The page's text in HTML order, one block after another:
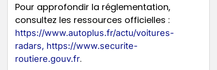
Pour approfondir la réglementation,
consultez les ressources officielles :
https://www.autoplus.fr/actu/voitures-
radars, https://www.securite-
routiere.gouv.fr.